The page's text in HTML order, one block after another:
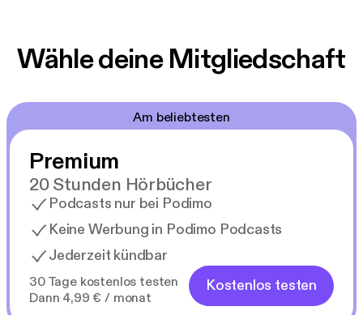
Wähle deine Mitgliedschaft
Am beliebtesten
Premium
20 Stunden Hörbücher
Podcasts nur bei Podimo
Keine Werbung in Podimo Podcasts
Jederzeit kündbar
30 Tage kostenlos testen
Dann 4,99 € / monat
Kostenlos testen